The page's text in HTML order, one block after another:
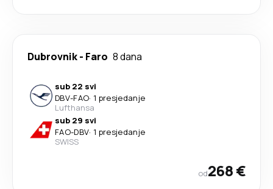
Dubrovnik- Faro 8 dana
sub 22 svi
DBV-FAO· 1 presjedanje
Lufthansa
sub 29 svi
FAO-DBV· 1 presjedanje
SWISS
od268 €